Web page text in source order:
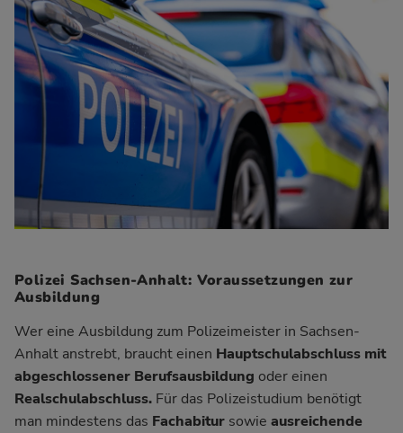
Polizei Sachsen-Anhalt: Voraussetzungen zur
Ausbildung
Wer eine Ausbildung zum Polizeimeister in Sachsen-
Anhalt anstrebt, braucht einen Hauptschulabschluss mit
abgeschlossener Berufsausbildung oder einen
Realschulabschluss. Für das Polizeistudium benötigt
man mindestens das Fachabitur sowie ausreichende